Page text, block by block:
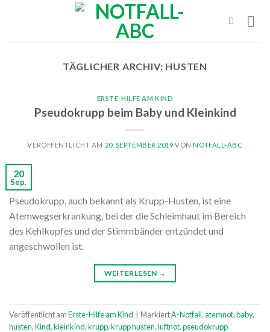
TÄGLICHER ARCHIV: HUSTEN
ERSTE-HILFE AM KIND
Pseudokrupp beim Baby und Kleinkind
VERÖFFENTLICHT AM 20. SEPTEMBER 2019 VONNOTFALL-ABC
20
Sep.
Pseudokrupp, auch bekannt als Krupp-Husten, ist eine
Atemwegserkrankung, bei der die Schleimhaut im Bereich
des Kehlkopfes und der Stimmbänder entzündet und
angeschwollen ist.
WEITERLESEN →
Veröffentlicht amErste-Hilfe am Kind MarkiertA-Notfall,atemnot,baby,
husten,Kind,kleinkind,krupp,krupp husten,luftnot,pseudokrupp